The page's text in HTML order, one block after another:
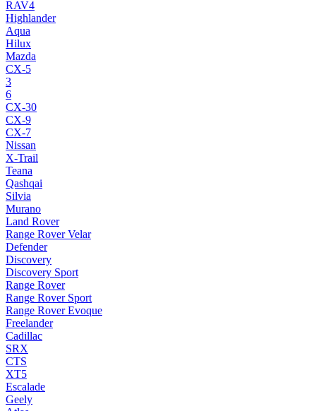
RAV4
Highlander
Aqua
Hilux
Mazda
CX-5
3
6
CX-30
CX-9
CX-7
Nissan
X-Trail
Teana
Qashqai
Silvia
Murano
Land Rover
Range Rover Velar
Defender
Discovery
Discovery Sport
Range Rover
Range Rover Sport
Range Rover Evoque
Freelander
Cadillac
SRX
CTS
XT5
Escalade
Geely